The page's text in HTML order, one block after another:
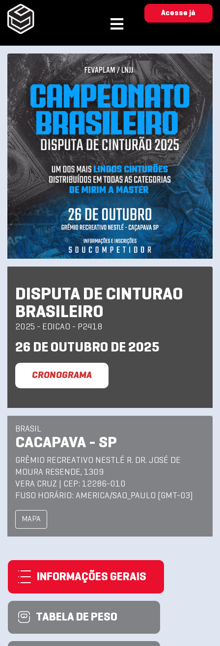
Acesse já
DISPUTA DE CINTURAO
BRASILEIRO
2025 - EDICAO - P2418
26 DE OUTUBRO DE 2025
CRONOGRAMA
BRASIL
CACAPAVA - SP
GRÊMIO RECREATIVO NESTLÉ R. DR. JOSÉ DE
MOURA RESENDE, 1309
VERA CRUZ | CEP: 12286-010
FUSO HORÁRIO: AMERICA/SAO_PAULO (GMT-03)
MAPA
INFORMAÇÕES GERAIS
TABELA DE PESO